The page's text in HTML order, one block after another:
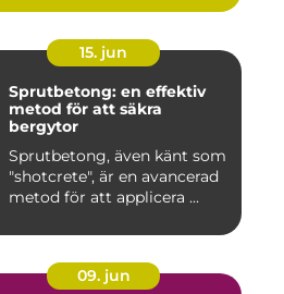
15. jun
Sprutbetong: en effektiv
metod för att säkra
bergytor
Sprutbetong, även känt som
"shotcrete", är en avancerad
metod för att applicera ...
09. jun